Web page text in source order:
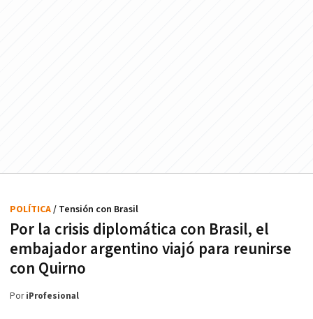
Por la crisis diplomática con Brasil, el
embajador argentino viajó para reunirse
con Quirno
POLÍTICA/ Tensión con Brasil
PoriProfesional